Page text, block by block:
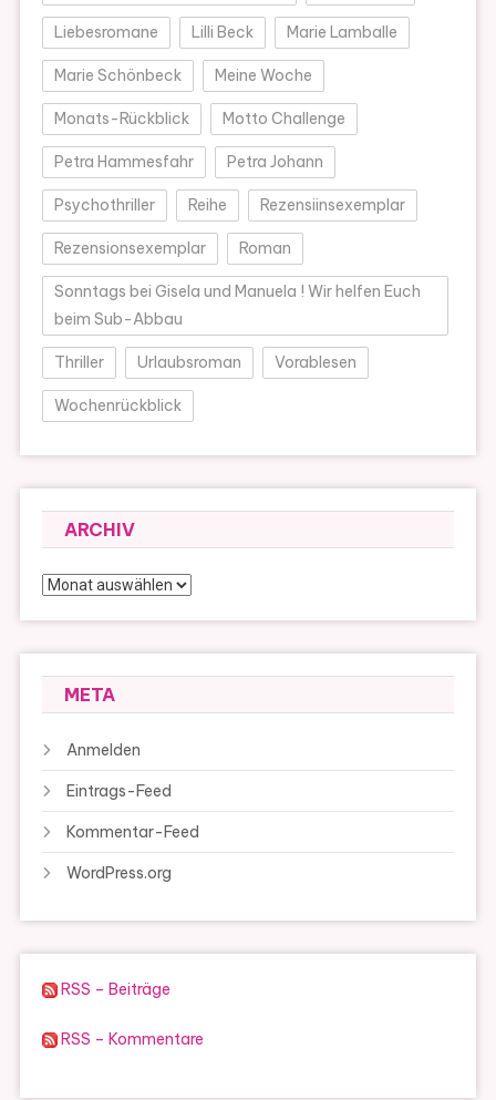
Liebesromane Lilli Beck Marie Lamballe
Marie Schönbeck Meine Woche
Monats-Rückblick Motto Challenge
Petra Hammesfahr Petra Johann
Psychothriller Reihe Rezensiinsexemplar
Rezensionsexemplar Roman
Sonntags bei Gisela und Manuela ! Wir helfen Euch
beim Sub-Abbau
Thriller Urlaubsroman Vorablesen
Wochenrückblick
ARCHIV
Archiv
META
Anmelden
Eintrags-Feed
Kommentar-Feed
WordPress.org
RSS – Beiträge
RSS – Kommentare